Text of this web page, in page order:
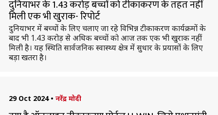
दुनियाभर के 1.43 करोड़ बच्चों को टीकाकरण के तहत नहीं
मिली एक भी खुराक- रिपोर्ट
दुनियाभर में बच्चाें के लिए चलाए जा रहे विभिन्न टीकाकरण कार्यक्रमों के
बाद भी 1.43 करोड़ से अधिक बच्चों को आज तक एक भी खुराक नहीं
मिली है। यह स्थिति सार्वजनिक स्वास्थ्य क्षेत्र में सुधार के प्रयासों के लिए
बड़ा खतरा है।
29 Oct 2024 • नरेंद्र मोदी